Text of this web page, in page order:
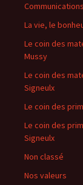
La vie, le
Le coin des
Mussy
Le coin des
Signeulx
Le coin des
Le coin des
Signeulx
Non classé
Nos valeurs